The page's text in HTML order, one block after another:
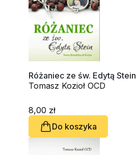
Różaniec ze św. Edytą Stein
Tomasz Kozioł OCD
8,00 zł
Do koszyka